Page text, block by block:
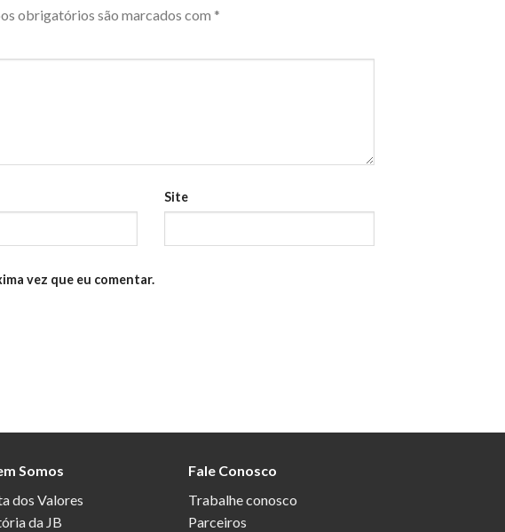
obrigatórios são marcados com *
Site
vez que eu comentar.
Somos
dos Valores
da JB
Fale Conosco
Trabalhe conosco
Parceiros